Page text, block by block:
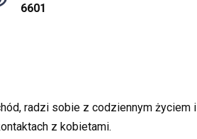
6601
radzi sobie z codziennym życiem i
z kobietami.